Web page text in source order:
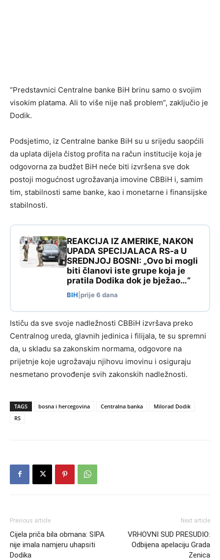
“Predstavnici Centralne banke BiH brinu samo o svojim
visokim platama. Ali to više nije naš problem”, zaključio je
Dodik.
Podsjetimo, iz Centralne banke BiH su u srijedu saopćili
da uplata dijela čistog profita na račun institucije koja je
odgovorna za budžet BiH neće biti izvršena sve dok
postoji mogućnost ugrožavanja imovine CBBiH i, samim
tim, stabilnosti same banke, kao i monetarne i finansijske
stabilnosti.
REAKCIJA IZ AMERIKE, NAKON
UPADA SPECIJALACA RS-a U
SREDNJOJ BOSNI: „Ovo bi mogli
biti članovi iste grupe koja je
pratila Dodika dok je bježao…“
BIH prije 6 dana
Ističu da sve svoje nadležnosti CBBiH izvršava preko
Centralnog ureda, glavnih jedinica i filijala, te su spremni
da, u skladu sa zakonskim normama, odgovore na
prijetnje koje ugrožavaju njihovu imovinu i osiguraju
nesmetano provođenje svih zakonskih nadležnosti.
TAGS bosna i hercegovina Centralna banka
Milorad Dodik
RS
Previous article
Cijela priča bila obmana: SIPA
nije imala namjeru uhapsiti
Dodika
Next article
VRHOVNI SUD PRESUDIO:
Odbijena apelaciju Grada
Zenica